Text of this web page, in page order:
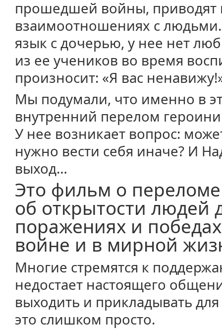
прошедшей войны, приводят
взаимоотношениях с
язык с дочерью, у нее нет
из ее учеников во время
произносит: «Я вас
Мы подумали, что именно в
внутренний перелом
У нее возникает вопрос:
нужно вести себя иначе? И
выход…
Это фильм о
об открытости людей
поражениях и
войне и в мирной
Многие стремятся к
недостает настоящего
выходить и прикладывать для
это слишком просто.